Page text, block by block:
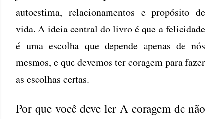
autoestima, relacionamentos e propósito de
vida. A ideia central do livro é que a felicidade
é uma escolha que depende apenas de nós
mesmos, e que devemos ter coragem para fazer
as escolhas certas.
Por que você deve ler A coragem de não